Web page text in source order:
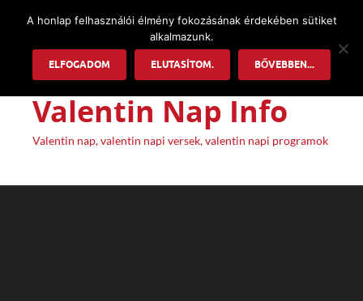
Valentin Nap Info
Valentin nap, valentin napi versek, valentin napi programok
A honlap felhasználói élmény fokozásának érdekében sütiket
alkalmazunk.
ELFOGADOM ELUTASÍTOM. BŐVEBBEN...